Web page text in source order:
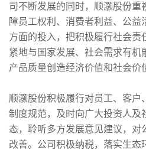
司不断发展的同时，顺灏股份重
障员工权利、消费者利益、公
方面的投入，把积极履行社会责
紧地与国家发展、社会需求有机
产品质量创造经济价值和社会价
顺灏股份积极履行对员工、客户
制度规范，及时向广大投资人及
态，聆听多方发展意见建议，对
改善。公司积极纳税，落实生态